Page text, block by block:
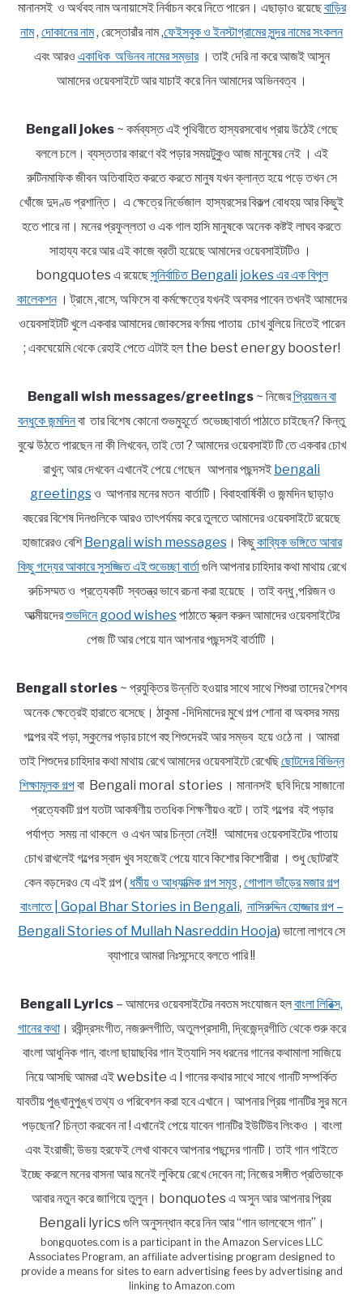
মানানসই ও অর্থবহ নাম অনায়াসেই নির্বাচন করে নিতে পারেন। এছাড়াও রয়েছেবাড়ির
নাম, দোকানের নাম, রেস্তোরাঁর নাম ,ফেইসবুক ও ইনস্টাগ্রামের সুন্দর নামের সংকলন
এবং আরও একাধিক অভিনব নামের সম্ভার। তাই দেরি না করে আজই আসুন
আমাদের ওয়েবসাইটে আর যাচাই করে নিন আমাদের অভিনবত্ব ।
Bengali jokes~ কর্মব্যস্ত এই পৃথিবীতে হাস্যরসবোধ প্রায় উঠেই গেছে
বললে চলে। ব্যস্ততার কারণে বই পড়ার সময়টুকুও আজ মানুষের নেই । এই
রুটিনমাফিক জীবন অতিবাহিত করতে করতে মানুষ যখন ক্লান্ত হয়ে পড়ে তখন সে
খোঁজে দুদণ্ড প্রশান্তি। এ ক্ষেত্রে নির্ভেজাল হাস্যরসের বিকল্প বোধহয় আর কিছুই
হতে পারে না। মনের প্রফুল্লতা ও এক গাল হাসি মানুষকে অনেক কষ্টই লাঘব করতে
সাহায্য করে আর এই কাজে ব্রতী হয়েছে আমাদের ওয়েবসাইটটিও ।
bongquotes এ রয়েছেসুনির্বাচিত Bengali jokes এর এক বিপুল
কালেকশন। ট্রামে ,বাসে, অফিসে বা কর্মক্ষেত্রে যখনই অবসর পাবেন তখনই আমাদের
ওয়েবসাইটটি খুলে একবার আমাদের জোকসের বর্ণময় পাতায় চোখ বুলিয়ে নিতেই পারেন
; একঘেয়েমি থেকে রেহাই পেতে এটাই হল the best energy booster!
Bengali wish messages/greetings~ নিজেরপ্রিয়জন বা
বন্ধুকে জন্মদিনবা তার বিশেষ কোনো শুভমুহূর্তে শুভেচ্ছাবার্তা পাঠাতে চাইছেন? কিন্তু
বুঝে উঠতে পারছেন না কী লিখবেন, তাই তো ? আমাদের ওয়েবসাইট টি তে একবার চোখ
রাখুন; আর দেখবেন এখানেই পেয়ে গেছেন আপনার পছন্দসই bengali
greetingsও আপনার মনের মতন বার্তাটি। বিবাহবার্ষিকী ও জন্মদিন ছাড়াও
বছরের বিশেষ দিনগুলিকে আরও তাৎপর্যময় করে তুলতে আমাদের ওয়েবসাইটে রয়েছে
হাজারেরও বেশিBengali wish messages। কিছুকাব্যিক ভঙ্গিতে আবার
কিছু গদ্যের আকারে সুসজ্জিত এই শুভেচ্ছা বার্তাগুলি আপনার চাহিদার কথা মাথায় রেখে
রুচিসম্মত ও প্রত্যেকটি স্বতন্ত্র ভাবে রচনা করা হয়েছে । তাই বন্ধু ,পরিজন ও
আত্মীয়দেরশুভদিনে good wishesপাঠাতে স্ক্রল করুন আমাদের ওয়েবসাইটের
পেজ টি আর পেয়ে যান আপনার পছন্দসই বার্তাটি ।
Bengali stories ~ প্রযুক্তির উন্নতি হওয়ার সাথে সাথে শিশুরা তাদের শৈশব
অনেক ক্ষেত্রেই হারাতে বসেছে। ঠাকুমা -দিদিমাদের মুখে গল্প শোনা বা অবসর সময়
গল্পের বই পড়া, স্কুলের পড়ার চাপে বহু শিশুদেরই আর সম্ভব হয়ে ওঠে না । আমরা
তাই শিশুদের চাহিদার কথা মাথায় রেখে আমাদের ওয়েবসাইটে রেখেছিছোটদের বিভিন্ন
শিক্ষামূলক গল্পবা Bengali moral stories । মানানসই ছবি দিয়ে সাজানো
প্রত্যেকটি গল্প যতটা আকর্ষণীয় ততধিক শিক্ষণীয়ও বটে। তাই গল্পের বই পড়ার
পর্যাপ্ত সময় না থাকলে ও এখন আর চিন্তা নেই!! আমাদের ওয়েবসাইটের পাতায়
চোখ রাখলেই গল্পের স্বাদ খুব সহজেই পেয়ে যাবে কিশোর কিশোরীরা । শুধু ছোটরাই
কেন বড়দেরও যে এই গল্প ( ধর্মীয় ও আধ্যাত্মিক গল্প সমূহ, গোপাল ভাঁড়ের মজার গল্প
বাংলাতে | Gopal Bhar Stories in Bengali, নাসিরুদ্দিন হোজ্জার গল্প –
Bengali Stories of Mullah Nasreddin Hooja) ভালো লাগবে সে
ব্যাপারে আমরা নিঃসন্দেহে বলতে পারি !!
Bengali Lyrics – আমাদের ওয়েবসাইটের নবতম সংযোজন হলবাংলা লিরিক্স,
গানের কথা। রবীন্দ্রসংগীত, নজরুলগীতি, অতুলপ্রসাদী, দ্বিজেন্দ্রগীতি থেকে শুরু করে
বাংলা আধুনিক গান, বাংলা ছায়াছবির গান ইত্যাদি সব ধরনের গানের কথামালা সাজিয়ে
নিয়ে আসছি আমরা এই website এ l গানের কথার সাথে সাথে গানটি সম্পর্কিত
যাবতীয় পুঙ্খানুপুঙ্খ তথ্য ও পরিবেশন করা হবে এখানে। আপনার প্রিয় গানটির সুর মনে
পড়ছেনা? চিন্তা করবেন না ! এখানেই পেয়ে যাবেন গানটির ইউটিউব লিংকও । বাংলা
এবং ইংরাজী; উভয় হরফেই লেখা থাকবে আপনার পছন্দের গানটি। তাই গান গাইতে
ইচ্ছে করলে মনের বাসনা আর মনেই লুকিয়ে রেখে দেবেন না; নিজের সঙ্গীত প্রতিভাকে
আবার নতুন করে জাগিয়ে তুলুন। bonquotes এ অসুন আর আপনার প্রিয়
Bengali lyrics গুলি অনুসন্ধান করে নিন আর “গান ভালবেসে গান”।
bongquotes.com is a participant in the Amazon Services LLC
Associates Program, an affiliate advertising program designed to
provide a means for sites to earn advertising fees by advertising and
linking to Amazon.com